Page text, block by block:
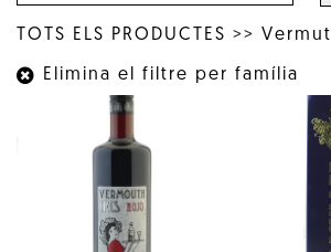
TOTS ELS PRODUCTES >> Vermut
Elimina el filtre per família